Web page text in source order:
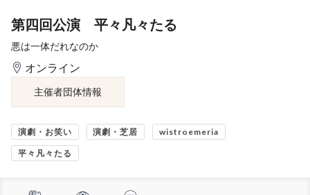
第四回公演 平々凡々たる
悪は一体だれなのか
オンライン
主催者団体情報
演劇・お笑い 演劇・芝居 wistroemeria
平々凡々たる